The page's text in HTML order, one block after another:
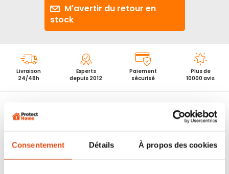
Consentement Détails À propos des cookies
Permet de sécuriser votre habitation sur
3 entrées potentielles
contacteur principal.
Home-jacking, Car-jacking et
toutes agressions domestiques.
M'avertir du retour en
stock
Livraison
24/48h
Experts
depuis 2012
Paiement
sécurisé
Plus de
10000 avis